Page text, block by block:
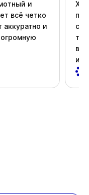
и
всё четко
и
и